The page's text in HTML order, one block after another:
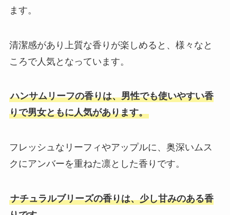
どホームセンターで買える？どこ
で売ってる？価格も調査
測りは100均に売ってる？セリ
ア・キャンドゥ・ダイソー・ニト
リ・ホームセンターを調査！
ロエベの香水はどこで買える？取
ます。
清潔感があり上質な香りが楽しめると、様々なと
ころで人気となっています。
ハンサムリーフの香りは、男性でも使いやすい香
りで男女ともに人気があります。
フレッシュなリーフィやアップルに、奥深いムス
クにアンバーを重ねた凛とした香りです。
ナチュラルブリーズの香りは、少し甘みのある香